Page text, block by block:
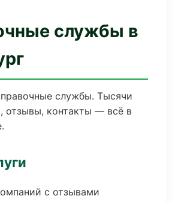
службы в
службы. Тысячи
отзывы, контакты — всё в
с отзывами